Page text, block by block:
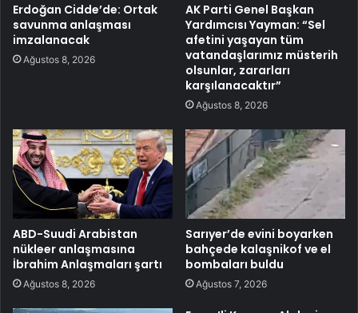
Erdoğan Cidde’de: Ortak
savunma anlaşması
imzalanacak
Ağustos 8, 2026
AK Parti Genel Başkan
Yardımcısı Yayman: “Sel
afetini yaşayan tüm
vatandaşlarımız müsterih
olsunlar, zararları
karşılanacaktır”
Ağustos 8, 2026
ABD-Suudi Arabistan
nükleer anlaşmasına
İbrahim Anlaşmaları şartı
Ağustos 8, 2026
Sarıyer’de evini boyarken
bahçede kalaşnikof ve el
bombaları buldu
Ağustos 7, 2026